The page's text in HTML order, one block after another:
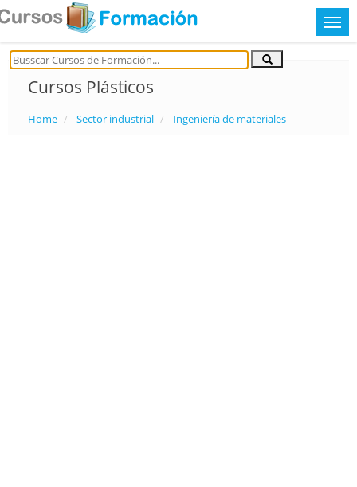
Cursos Plásticos
Home Sector industrial Ingeniería de materiales